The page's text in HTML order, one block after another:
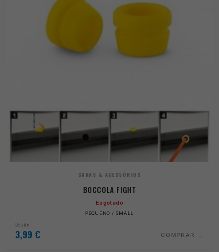
CANAS & ACESSÓRIOS
BOCCOLA FIGHT
Esgotado
PEQUENO / SMALL
Desde
3,99 € COMPRAR